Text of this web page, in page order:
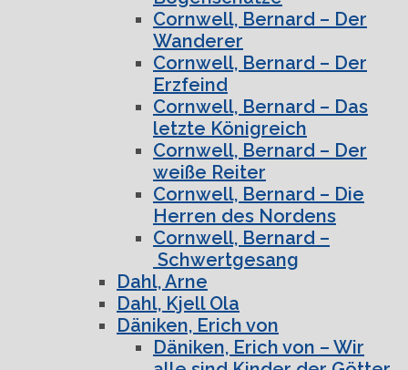
Cornwell, Bernard – Der
Wanderer
Cornwell, Bernard – Der
Erzfeind
Cornwell, Bernard – Das
letzte Königreich
Cornwell, Bernard – Der
weiße Reiter
Cornwell, Bernard – Die
Herren des Nordens
Cornwell, Bernard –
Schwertgesang
Dahl, Arne
Dahl, Kjell Ola
Däniken, Erich von
Däniken, Erich von – Wir